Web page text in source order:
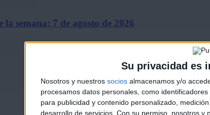
Su privacidad es
Nosotros y nuestros socios almacenamos y/o
procesamos datos personales, como
para publicidad y contenido personalizado,
desarrollo de servicios. Con su permiso, nosotros y
la semana: 7 de agosto de 2026